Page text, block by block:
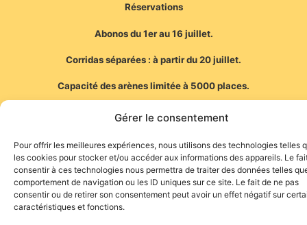
Gérer le consentement
Pour offrir les meilleures expériences, nous utilisons des technologies telles
les cookies pour stocker et/ou accéder aux informations des appareils. Le
consentir à ces technologies nous permettra de traiter des données telles
comportement de navigation ou les ID uniques sur ce site. Le fait de ne pas
consentir ou de retirer son consentement peut avoir un effet négatif sur
caractéristiques et fonctions.
Réservations
Abonos du 1er au 16 juillet.
Corridas séparées : à partir du 20 juillet.
Capacité des arènes limitée à 5000 places.
Site des arènes :https://www.arenes-beziers.com/
Site de l'association TOROFIESTA